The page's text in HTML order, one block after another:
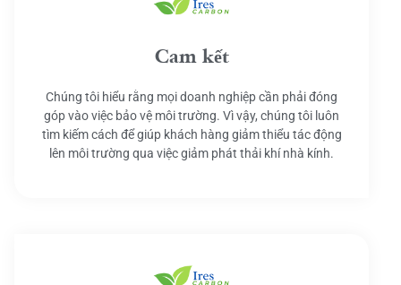
Cam kết
Chúng tôi hiểu rằng mọi doanh nghiệp cần phải đóng
góp vào việc bảo vệ môi trường. Vì vậy, chúng tôi luôn
tìm kiếm cách để giúp khách hàng giảm thiểu tác động
lên môi trường qua việc giảm phát thải khí nhà kính.